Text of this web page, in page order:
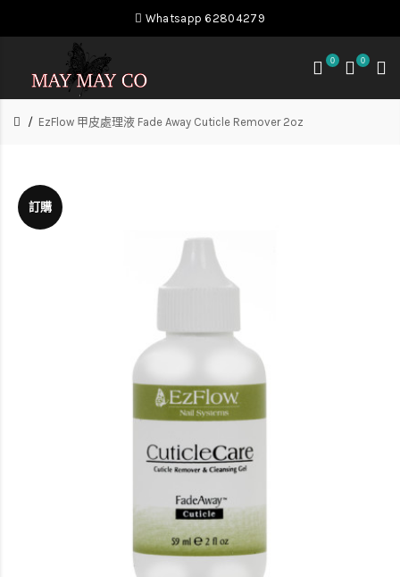
Whatsapp 62804279
0 0
EzFlow 甲皮處理液 Fade Away Cuticle Remover 2oz
訂購